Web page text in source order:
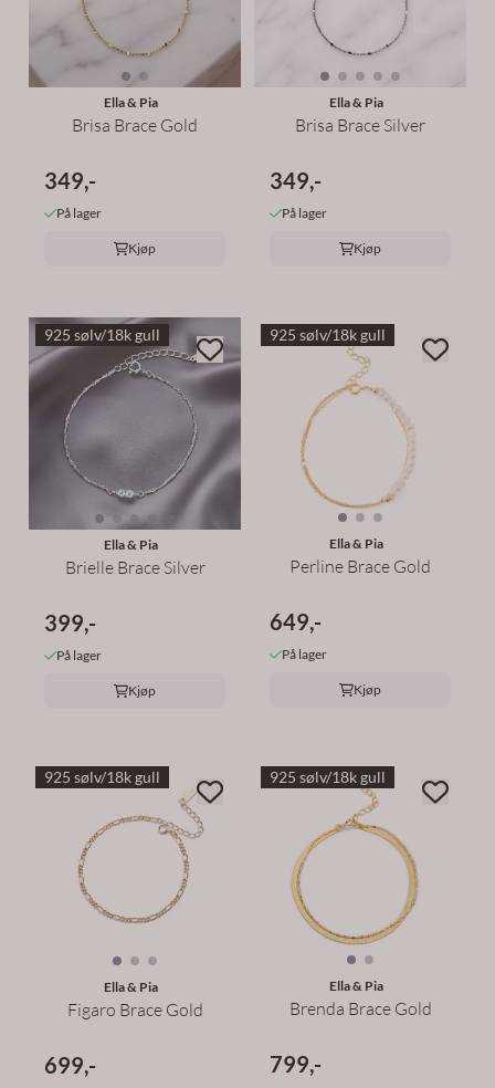
Ella & Pia
Brisa Brace Gold
349,-
På lager
Kjøp
Ella & Pia
Brisa Brace Silver
349,-
På lager
Kjøp
925 sølv/18k gull
Ella & Pia
Brielle Brace Silver
399,-
På lager
Kjøp
925 sølv/18k gull
Ella & Pia
Perline Brace Gold
649,-
På lager
Kjøp
925 sølv/18k gull
Ella & Pia
Figaro Brace Gold
699,-
925 sølv/18k gull
Ella & Pia
Brenda Brace Gold
799,-